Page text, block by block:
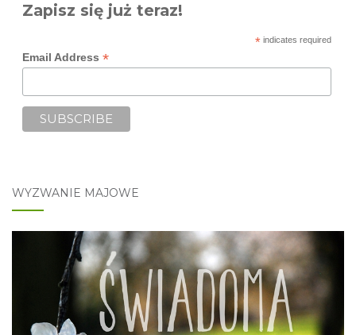
Zapisz się już teraz!
*indicates required
Email Address *
WYZWANIE MAJOWE